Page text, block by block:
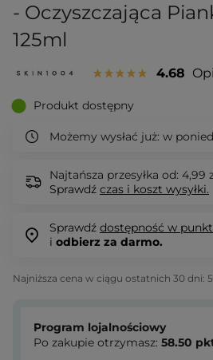
- Oczyszczająca
125ml
4.68
Produkt dostępny
Możemy wysłać już: w
Najtańsza przesyłka od: 4,99
Sprawdź czas i koszt wysyłki.
Sprawdź dostępność w
i odbierz za darmo.
Najniższa cena w ciągu ostatnich 30 dni:
Program lojalnościowy
Po zakupie otrzymasz: 58.50